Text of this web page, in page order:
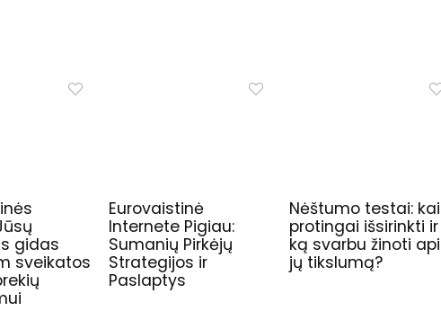
gidas
sveikatos
Eurovaistinė
Internete Pigiau:
Sumanių Pirkėjų
Strategijos ir
Paslaptys
Nėštumo testai:
protingai išsirinkti ir
ką svarbu žinoti
jų tikslumą?